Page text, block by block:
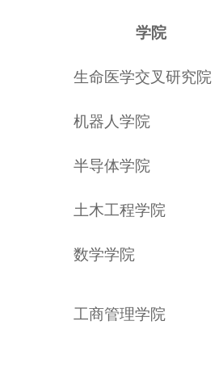
学院
生命医学交叉研究院
机器人学院
半导体学院
土木工程学院
数学学院
工商管理学院